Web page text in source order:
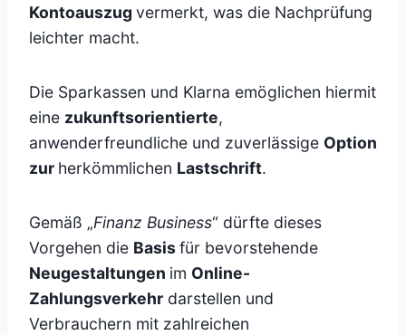
Kontoauszug vermerkt, was die Nachprüfung
leichter macht.
Die Sparkassen und Klarna emöglichen hiermit
eine zukunftsorientierte,
anwenderfreundliche und zuverlässige Option
zur herkömmlichen Lastschrift.
Gemäß „Finanz Business“ dürfte dieses
Vorgehen die Basisfür bevorstehende
Neugestaltungen im Online-
Zahlungsverkehr darstellen und
Verbrauchern mit zahlreichen